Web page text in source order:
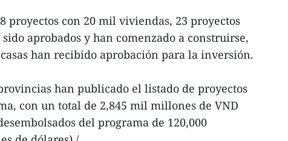
proyectos con 20 mil viviendas, 23 proyectos
aprobados y han comenzado a construirse,
han recibido aprobación para la inversión.
han publicado el listado de proyectos
con un total de 2,845 mil millones de VND
del programa de 120,000